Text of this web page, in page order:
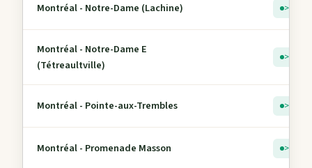
Montréal - Notre-Dame (Lachine) > 5
Montréal - Notre-Dame E
(Tétreaultville)
> 5
Montréal - Pointe-aux-Trembles > 5
Montréal - Promenade Masson > 5